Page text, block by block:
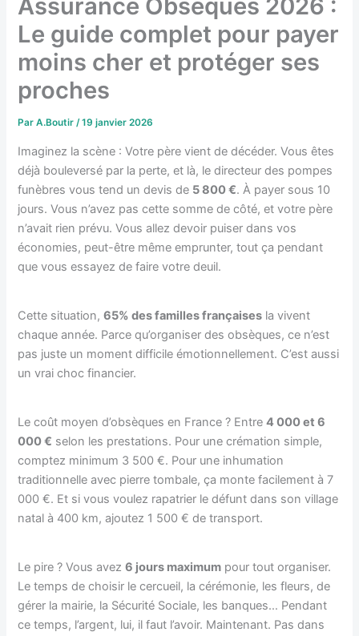
Assurance Obsèques 2026 :
Le guide complet pour payer
moins cher et protéger ses
proches
ParA.Boutir/19 janvier 2026
Imaginez la scène : Votre père vient de décéder. Vous êtes
déjà bouleversé par la perte, et là, le directeur des pompes
funèbres vous tend un devis de 5 800 €. À payer sous 10
jours. Vous n’avez pas cette somme de côté, et votre père
n’avait rien prévu. Vous allez devoir puiser dans vos
économies, peut-être même emprunter, tout ça pendant
que vous essayez de faire votre deuil.
Cette situation,65% des familles françaises la vivent
chaque année. Parce qu’organiser des obsèques, ce n’est
pas juste un moment difficile émotionnellement. C’est aussi
un vrai choc financier.
Le coût moyen d’obsèques en France ? Entre4 000 et 6
000 € selon les prestations. Pour une crémation simple,
comptez minimum 3 500 €. Pour une inhumation
traditionnelle avec pierre tombale, ça monte facilement à 7
000 €. Et si vous voulez rapatrier le défunt dans son village
natal à 400 km, ajoutez 1 500 € de transport.
Le pire ? Vous avez6 jours maximum pour tout organiser.
Le temps de choisir le cercueil, la cérémonie, les fleurs, de
gérer la mairie, la Sécurité Sociale, les banques… Pendant
ce temps, l’argent, lui, il faut l’avoir. Maintenant. Pas dans